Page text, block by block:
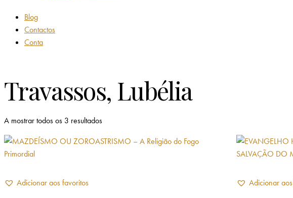
Blog
Contactos
Conta
Travassos, Lubélia
A mostrar todos os 3 resultados
Adicionar aos favoritos Adicionar